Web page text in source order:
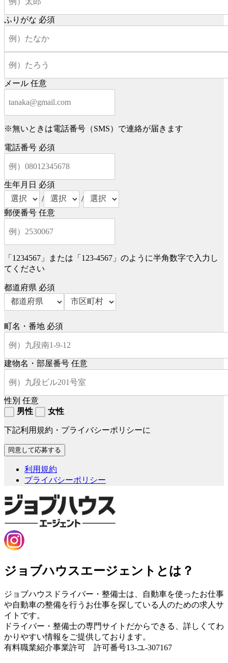
ふりがな 必須
メール 任意
※無いときは電話番号（SMS）で連絡が届きます
電話番号 必須
生年月日 必須
/
/
郵便番号 任意
「1234567」または「123-4567」のように半角数字で入力し
てください
都道府県 必須
町名・番地 必須
建物名・部屋番号 任意
性別 任意
男性
女性
下記利用規約・プライバシーポリシーに
利用規約
プライバシーポリシー
ジョブハウスエージェントとは？
ジョブハウスドライバー・整備士は、自動車を使ったお仕事
や自動車の整備を行うお仕事を探している人のための求人サ
イトです。
ドライバー・整備士の専門サイトだからできる、詳しくてわ
かりやすい情報をご提供しております。
有料職業紹介事業許可 許可番号13-ユ-307167